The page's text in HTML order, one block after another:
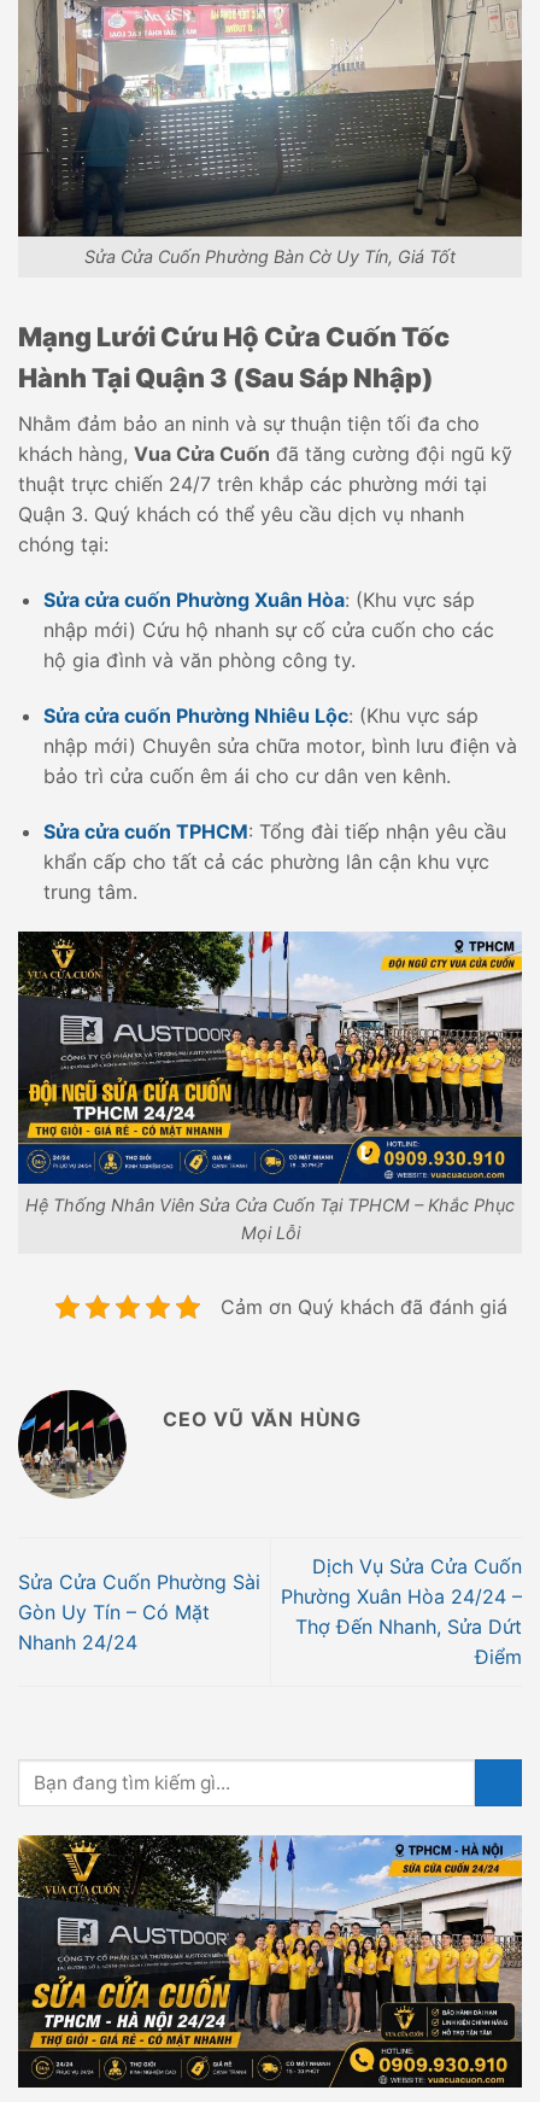
Sửa Cửa Cuốn Phường Bàn Cờ Uy Tín, Giá Tốt
Mạng Lưới Cứu Hộ Cửa Cuốn Tốc
Hành Tại Quận 3 (Sau Sáp Nhập)
Nhằm đảm bảo an ninh và sự thuận tiện tối đa cho
khách hàng, Vua Cửa Cuốn đã tăng cường đội ngũ kỹ
thuật trực chiến 24/7 trên khắp các phường mới tại
Quận 3. Quý khách có thể yêu cầu dịch vụ nhanh
chóng tại:
Sửa cửa cuốn Phường Xuân Hòa: (Khu vực sáp
nhập mới) Cứu hộ nhanh sự cố cửa cuốn cho các
hộ gia đình và văn phòng công ty.
Sửa cửa cuốn Phường Nhiêu Lộc: (Khu vực sáp
nhập mới) Chuyên sửa chữa motor, bình lưu điện và
bảo trì cửa cuốn êm ái cho cư dân ven kênh.
Sửa cửa cuốn TPHCM: Tổng đài tiếp nhận yêu cầu
khẩn cấp cho tất cả các phường lân cận khu vực
trung tâm.
Hệ Thống Nhân Viên Sửa Cửa Cuốn Tại TPHCM – Khắc Phục
Mọi Lỗi
Cảm ơn Quý khách đã đánh giá
CEO VŨ VĂN HÙNG
Sửa Cửa Cuốn Phường Sài
Gòn Uy Tín – Có Mặt
Nhanh 24/24
Dịch Vụ Sửa Cửa Cuốn
Phường Xuân Hòa 24/24 –
Thợ Đến Nhanh, Sửa Dứt
Điểm